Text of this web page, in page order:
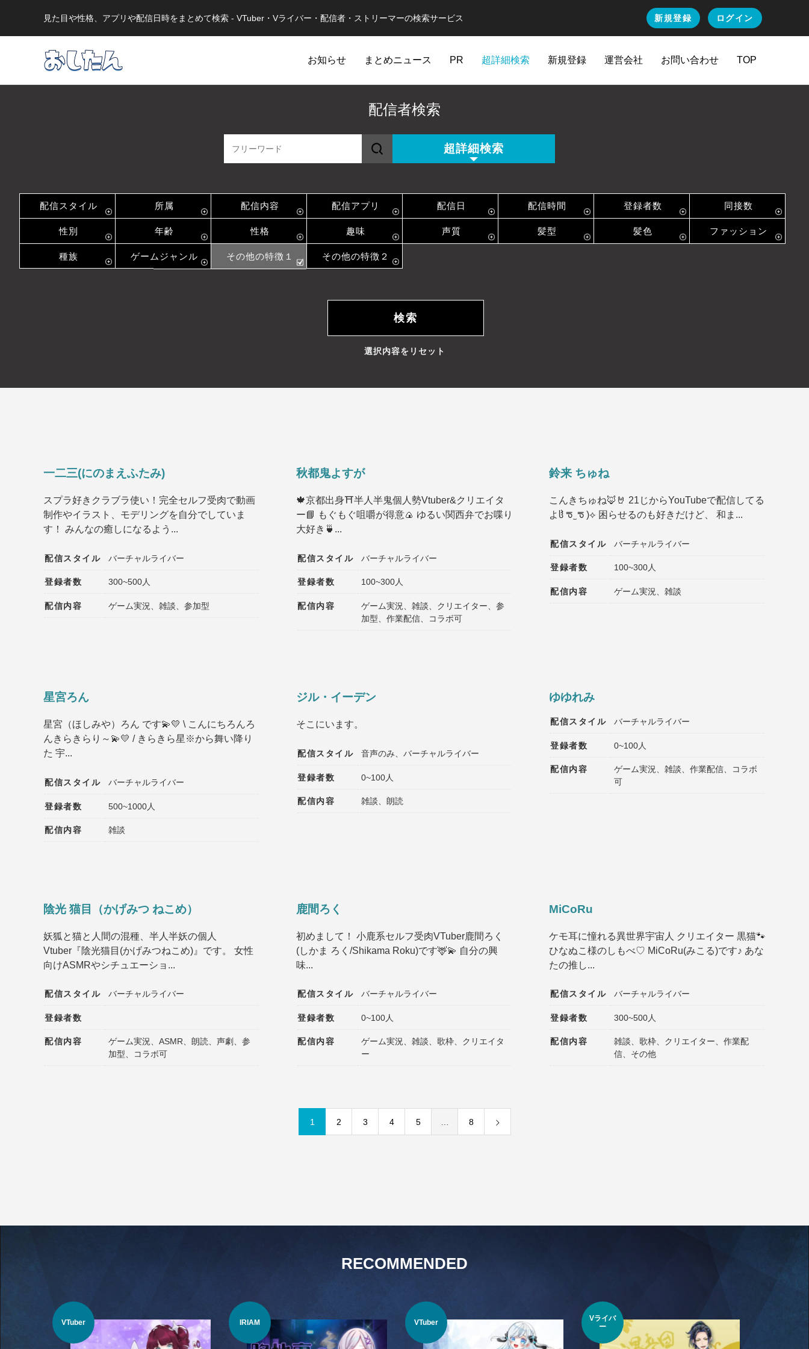
見た目や性格、アプリや配信日時をまとめて検索 - VTuber・Vライバー・配信者・ストリーマーの検索サービス 新規登録 ログイン
お知らせ まとめニュース PR 超詳細検索 新規登録 運営会社 お問い合わせ TOP
配信者検索
超詳細検索
配信スタイル 所属 配信内容 配信アプリ 配信日 配信時間 登録者数 同接数
性別 年齢 性格 趣味 声質 髪型 髪色 ファッション
種族 ゲームジャンル その他の特徴１ その他の特徴２
選択内容をリセット
一二三(にのまえふたみ)
スプラ好きクラブラ使い！完全セルフ受肉で動画
制作やイラスト、モデリングを自分でしていま
す！ みんなの癒しになるよう...
配信スタイル バーチャルライバー
登録者数 300~500人
配信内容 ゲーム実況、雑談、参加型
秋都鬼よすが
🍁京都出身⛩️半人半鬼個人勢Vtuber&クリエイタ
ー📘 もぐもぐ咀嚼が得意🍙 ゆるい関西弁でお喋り
大好き🍵...
配信スタイル バーチャルライバー
登録者数 100~300人
配信内容
ゲーム実況、雑談、クリエイター、参
加型、作業配信、コラボ可
鈴来 ちゅね
こんきちゅね🦊🤘 21じからYouTubeで配信してる
よჱ̒ ᖛ ̫ ᖛ )⟡ 困らせるのも好きだけど、 和ま...
配信スタイル バーチャルライバー
登録者数 100~300人
配信内容 ゲーム実況、雑談
星宮ろん
星宮（ほしみや）ろん です︎💫💛 \ こんにちろんろ
んきらきらり～💫💛 / きらきら星※から舞い降り
た 宇...
配信スタイル バーチャルライバー
登録者数 500~1000人
配信内容 雑談
ジル・イーデン
そこにいます。
配信スタイル 音声のみ、バーチャルライバー
登録者数 0~100人
配信内容 雑談、朗読
ゆゆれみ
配信スタイル バーチャルライバー
登録者数 0~100人
配信内容
ゲーム実況、雑談、作業配信、コラボ
可
陰光 猫目（かげみつ ねこめ）
妖狐と猫と人間の混種、半人半妖の個人
Vtuber『陰光猫目(かげみつねこめ)』です。 女性
向けASMRやシチュエーショ...
配信スタイル バーチャルライバー
登録者数
配信内容
ゲーム実況、ASMR、朗読、声劇、参
加型、コラボ可
鹿間ろく
初めまして！ 小鹿系セルフ受肉VTuber鹿間ろく
(しかま ろく/Shikama Roku)です🦌💫 自分の興
味...
配信スタイル バーチャルライバー
登録者数 0~100人
配信内容
ゲーム実況、雑談、歌枠、クリエイタ
ー
MiCoRu
ケモ耳に憧れる異世界宇宙人 クリエイター 黒猫🐾
ひなぬこ様のしもべ♡ MiCoRu(みこる)です♪ あな
たの推し...
配信スタイル バーチャルライバー
登録者数 300~500人
配信内容
雑談、歌枠、クリエイター、作業配
信、その他
1 2 3 4 5 8
RECOMMENDED
VTuber IRIAM VTuber
Vライバ
ー